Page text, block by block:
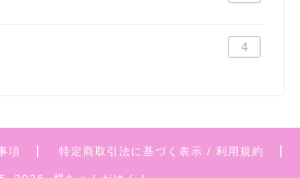
4
項 特定商取引法に基づく表示 / 利用規約